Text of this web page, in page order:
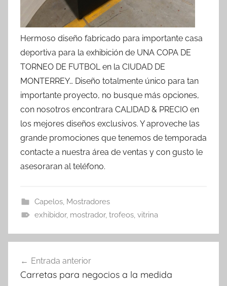
Hermoso diseño fabricado para importante casa
deportiva para la exhibición de UNA COPA DE
TORNEO DE FUTBOL en la CIUDAD DE
MONTERREY… Diseño totalmente único para tan
importante proyecto, no busque más opciones,
con nosotros encontrara CALIDAD & PRECIO en
los mejores diseños exclusivos. Y aproveche las
grande promociones que tenemos de temporada
contacte a nuestra área de ventas y con gusto le
asesoraran al teléfono.
Capelos, Mostradores
exhibidor, mostrador, trofeos, vitrina
de
Entrada anterior
Carretas para negocios a la medida